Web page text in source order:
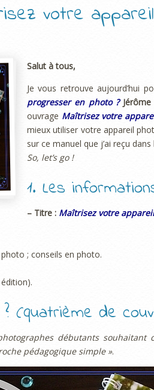
votre
Salut à tous,
Je vous retrouve aujourd’hui
progresser en photo ?
ouvrage Maîtrisez votre
mieux utiliser votre appareil
sur ce manuel que j’ai reçu dans
So, let’s go !
1. Les
– Titre : Maîtrisez votre
; conseils en photo.
(quatrième de
débutants souhaitant
pédagogique simple ».